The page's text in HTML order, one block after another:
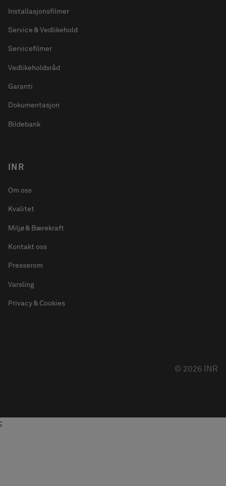
Installasjonsfilmer
Service & Vedlikehold
Servicefilmer
Vedlikeholdsråd
Garanti
Dokumentasjon
Bildebank
INR
Om oss
Kvalitet
Miljø & Bærekraft
Kontakt oss
Presserom
Varsling
Privacy & Cookies
© 2026 INR
;